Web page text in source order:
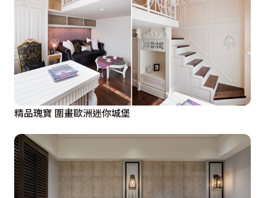
精品瑰寶 圍畫歐洲迷你城堡